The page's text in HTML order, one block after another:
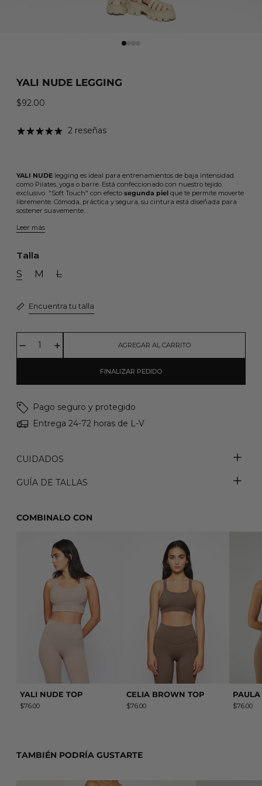
YALI NUDE LEGGING
Precio habitual
$92.00
2 reseñas
YALI NUDE legging es ideal para entrenamientos de baja intensidad
como Pilates, yoga o barre. Está confeccionado con nuestro tejido
exclusivo "Soft Touch" con efecto segunda piel que te permite moverte
libremente. Cómoda, práctica y segura, su cintura está diseñada para
sostener suavemente…
Leer más
Talla
S M L
Encuentra tu talla
AGREGAR AL CARRITO
FINALIZAR PEDIDO
COMBINALO CON
YALI NUDE TOP
$76.00
CELIA BROWN TOP
$76.00
PAULA
$76.00
Pago seguro y protegido
Entrega 24-72 horas de L-V
CUIDADOS
GUÍA DE TALLAS
TAMBIÉN PODRÍA GUSTARTE